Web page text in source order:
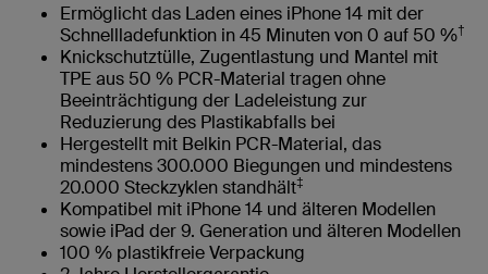
Ermöglicht das Laden eines iPhone 14 mit der
Schnellladefunktion in 45 Minuten von 0 auf 50 %†
Knickschutztülle, Zugentlastung und Mantel mit
TPE aus 50 % PCR-Material tragen ohne
Beeinträchtigung der Ladeleistung zur
Reduzierung des Plastikabfalls bei
Hergestellt mit Belkin PCR-Material, das
mindestens 300.000 Biegungen und mindestens
20.000 Steckzyklen standhält‡
Kompatibel mit iPhone 14 und älteren Modellen
sowie iPad der 9. Generation und älteren Modellen
100 % plastikfreie Verpackung